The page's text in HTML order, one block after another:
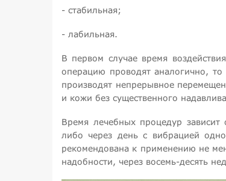
- стабильная;
- лабильная.
В первом случае время
операцию проводят аналогично,
производят непрерывное
и кожи без существенного
Время лечебных процедур
либо через день с вибрацией
рекомендована к применению не
надобности, через восемь-десять